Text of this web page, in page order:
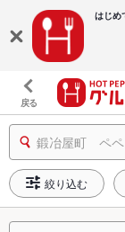
はじめ
戻る
鍛冶屋町 ペペ
絞り込む